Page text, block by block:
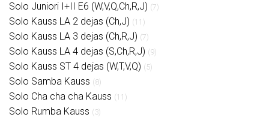
Solo Juniori I+II E6 (W,V,Q,Ch,R,J) (7)
Solo Kauss LA 2 dejas (Ch,J) (11)
Solo Kauss LA 3 dejas (Ch,R,J) (7)
Solo Kauss LA 4 dejas (S,Ch,R,J) (9)
Solo Kauss ST 4 dejas (W,T,V,Q) (5)
Solo Samba Kauss (8)
Solo Cha cha cha Kauss (11)
Solo Rumba Kauss (3)